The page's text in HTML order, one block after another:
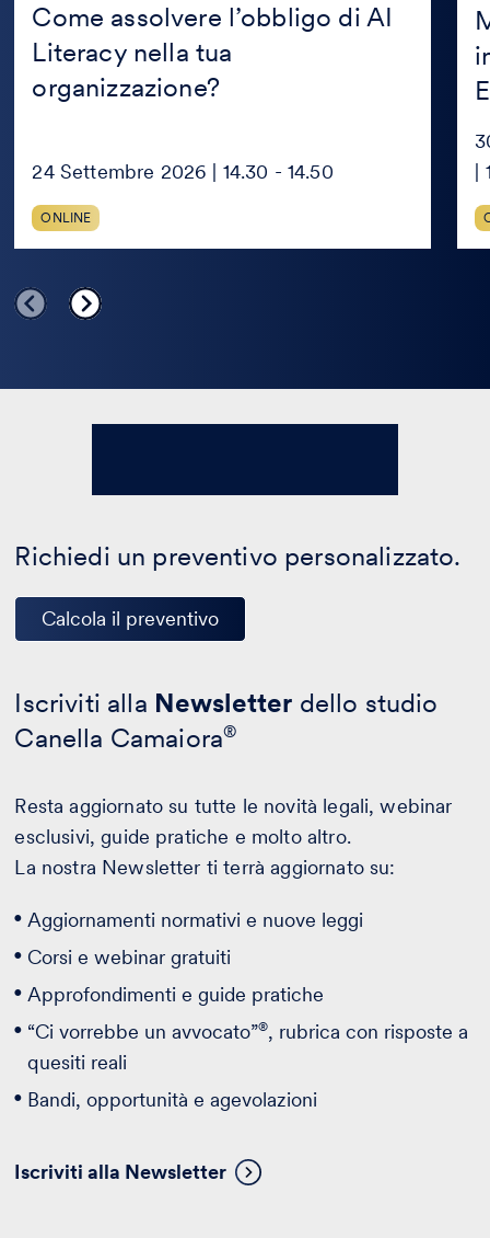
Come assolvere l’obbligo di AI
Literacy nella tua
organizzazione?
24 Settembre 2026 | 14.30 - 14.50
ONLINE
|
Richiedi un preventivo personalizzato.
Calcola il preventivo
Iscriviti alla Newsletter dello studio
Canella Camaiora®
Resta aggiornato su tutte le novità legali, webinar
esclusivi, guide pratiche e molto altro.
La nostra Newsletter ti terrà aggiornato su:
Aggiornamenti normativi e nuove leggi
Corsi e webinar gratuiti
Approfondimenti e guide pratiche
“Ci vorrebbe un avvocato”®, rubrica con risposte a
quesiti reali
Bandi, opportunità e agevolazioni
Iscriviti alla Newsletter